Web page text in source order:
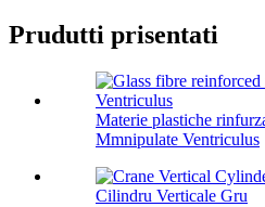
Prudutti prisentati
Materie plastiche
Mmnipulate Ventriculus
Cilindru Verticale Gru